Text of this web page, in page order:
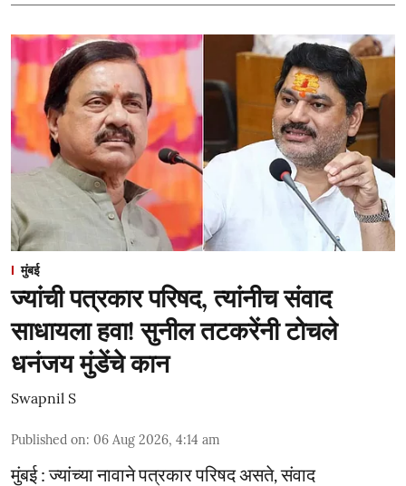
मुंबई
ज्यांची पत्रकार परिषद, त्यांनीच संवाद
साधायला हवा! सुनील तटकरेंनी टोचले
धनंजय मुंडेंचे कान
Swapnil S
Published on: 06 Aug 2026, 4:14 am
मुंबई : ज्यांच्या नावाने पत्रकार परिषद असते, संवाद